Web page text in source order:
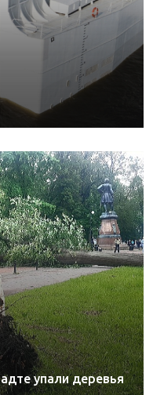
упали деревья